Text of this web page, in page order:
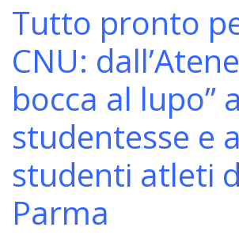
Tutto pronto
CNU:
bocca al lupo”
studentesse e
studenti atleti
Parma